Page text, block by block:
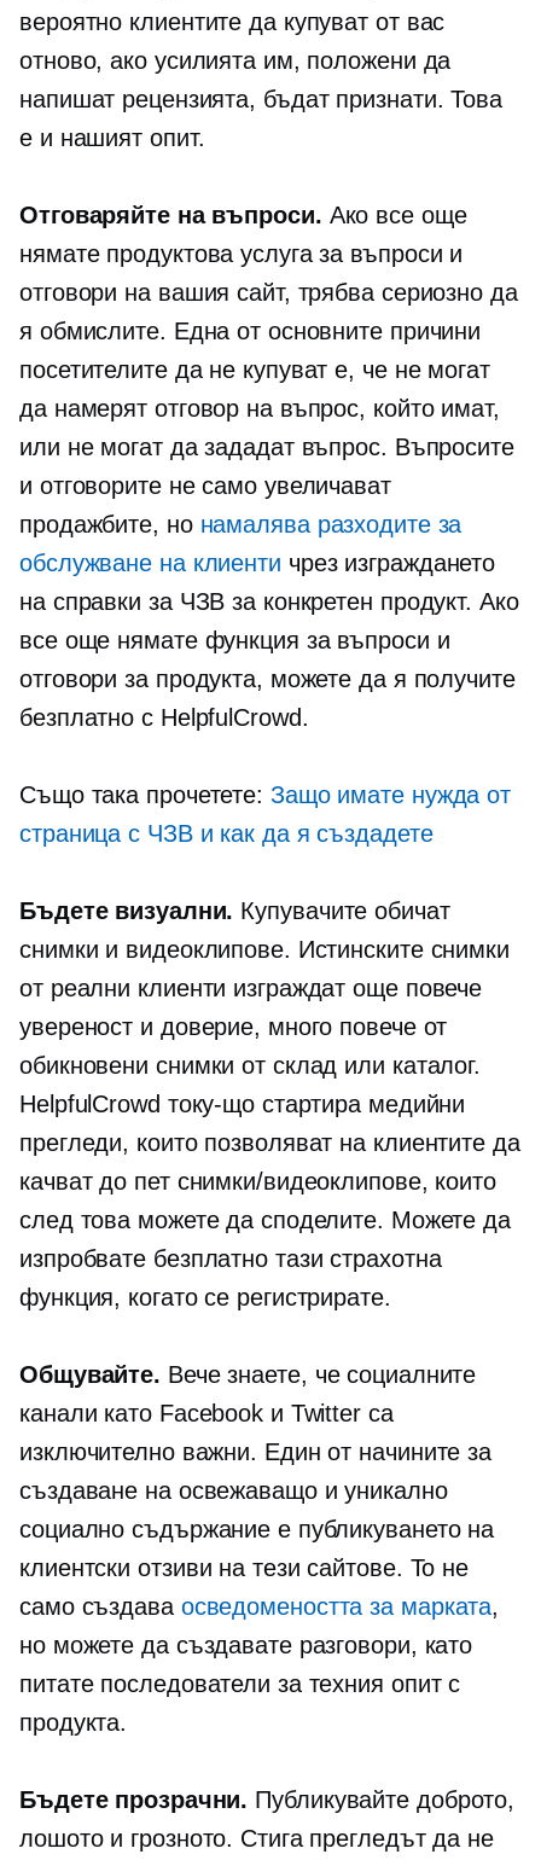
вероятно клиентите да купуват от вас
отново, ако усилията им, положени да
напишат рецензията, бъдат признати. Това
е и нашият опит.
Отговаряйте на въпроси. Ако все още
нямате продуктова услуга за въпроси и
отговори на вашия сайт, трябва сериозно да
я обмислите. Една от основните причини
посетителите да не купуват е, че не могат
да намерят отговор на въпрос, който имат,
или не могат да зададат въпрос. Въпросите
и отговорите не само увеличават
продажбите, но намалява разходите за
обслужване на клиенти чрез изграждането
на справки за ЧЗВ за конкретен продукт. Ако
все още нямате функция за въпроси и
отговори за продукта, можете да я получите
безплатно с HelpfulCrowd.
Също така прочетете: Защо имате нужда от
страница с ЧЗВ и как да я създадете
Бъдете визуални. Купувачите обичат
снимки и видеоклипове. Истинските снимки
от реални клиенти изграждат още повече
увереност и доверие, много повече от
обикновени снимки от склад или каталог.
HelpfulCrowd току-що стартира медийни
прегледи, които позволяват на клиентите да
качват до пет снимки/видеоклипове, които
след това можете да споделите. Можете да
изпробвате безплатно тази страхотна
функция, когато се регистрирате.
Общувайте. Вече знаете, че социалните
канали като Facebook и Twitter са
изключително важни. Един от начините за
създаване на освежаващо и уникално
социално съдържание е публикуването на
клиентски отзиви на тези сайтове. То не
само създава осведомеността за марката,
но можете да създавате разговори, като
питате последователи за техния опит с
продукта.
Бъдете прозрачни. Публикувайте доброто,
лошото и грозното. Стига прегледът да не